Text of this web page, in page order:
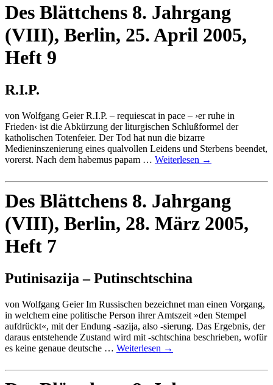
Des Blättchens 8. Jahrgang
(VIII), Berlin, 25. April 2005,
Heft 9
R.I.P.
von Wolfgang Geier R.I.P. – requiescat in pace – ›er ruhe in
Frieden‹ ist die Abkürzung der liturgischen Schlußformel der
katholischen Totenfeier. Der Tod hat nun die bizarre
Medieninszenierung eines qualvollen Leidens und Sterbens beendet,
vorerst. Nach dem habemus papam … Weiterlesen →
Des Blättchens 8. Jahrgang
(VIII), Berlin, 28. März 2005,
Heft 7
Putinisazija – Putinschtschina
von Wolfgang Geier Im Russischen bezeichnet man einen Vorgang,
in welchem eine politische Person ihrer Amtszeit »den Stempel
aufdrückt«, mit der Endung -sazija, also -sierung. Das Ergebnis, der
daraus entstehende Zustand wird mit -schtschina beschrieben, wofür
es keine genaue deutsche … Weiterlesen →